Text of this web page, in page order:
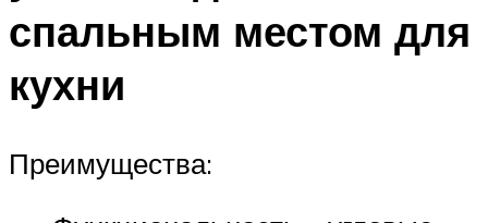
спальным местом для
кухни
Преимущества: